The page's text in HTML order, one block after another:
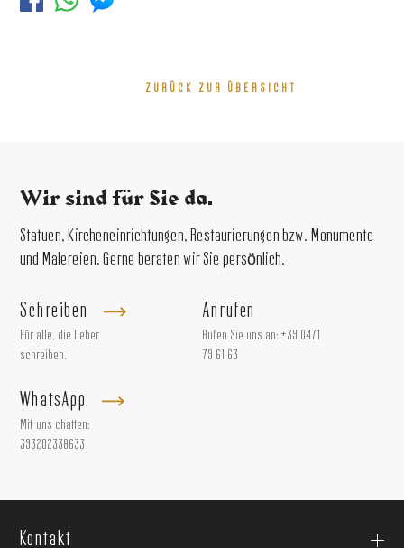
ZURÜCK ZUR ÜBERSICHT
Wir sind für Sie da.
Statuen, Kircheneinrichtungen, Restaurierungen bzw. Monumente
und Malereien. Gerne beraten wir Sie persönlich.
Schreiben
Für alle, die lieber
schreiben.
Anrufen
Rufen Sie uns an: +39 0471
79 61 63
WhatsApp
Mit uns chatten:
393202338633
Kontakt